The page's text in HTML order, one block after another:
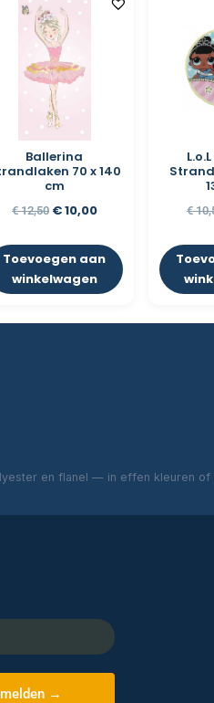
Ballerina
70 x 140
cm
€12,50 €10,00
Toevoegen aan
winkelwagen
€
en flanel — in effen kleuren of
→